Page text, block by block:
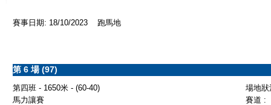
賽事日期: 18/10/2023 跑馬地
第 6 場 (97)
第四班 - 1650米 - (60-40)
場地
馬力讓賽
賽道 :